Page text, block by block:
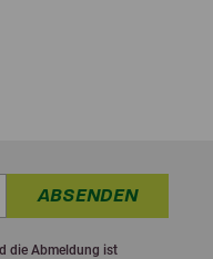
ABSENDEN
die Abmeldung ist